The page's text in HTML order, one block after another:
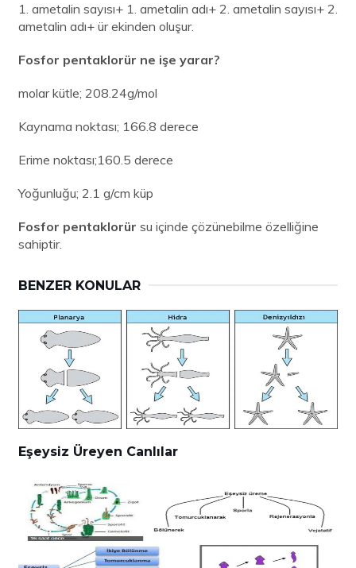
1. ametalin sayısı+ 1. ametalin adı+ 2. ametalin sayısı+ 2.
ametalin adı+ ür ekinden oluşur.
Fosfor pentaklorür ne işe yarar?
molar kütle; 208.24g/mol
Kaynama noktası; 166.8 derece
Erime noktası;160.5 derece
Yoğunluğu; 2.1 g/cm küp
Fosfor pentaklorür su içinde çözünebilme özelliğine
sahiptir.
BENZER KONULAR
Eşeysiz Üreyen Canlılar